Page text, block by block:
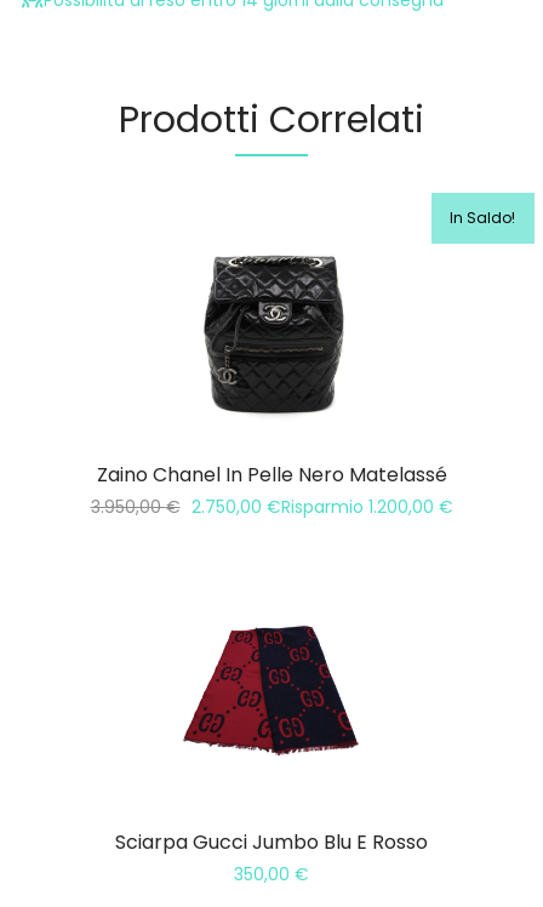
Prodotti Correlati
In Saldo!
Zaino Chanel In Pelle Nero Matelassé
3.950,00€ 2.750,00 €Risparmio 1.200,00 €
Sciarpa Gucci Jumbo Blu E Rosso
350,00 €